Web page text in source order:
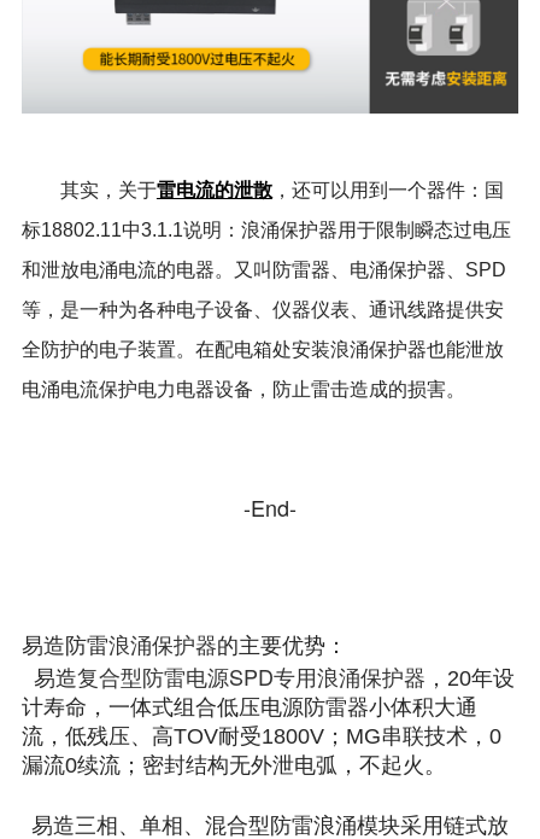
其实，关于雷电流的泄散，还可以用到一个器件：国
标18802.11中3.1.1说明：浪涌保护器用于限制瞬态过电压
和泄放电涌电流的电器。又叫防雷器、电涌保护器、SPD
等，是一种为各种电子设备、仪器仪表、通讯线路提供安
全防护的电子装置。在配电箱处安装浪涌保护器也能泄放
电涌电流保护电力电器设备，防止雷击造成的损害。
-End-
易造防雷浪涌保护器的主要优势：
易造复合型防雷电源SPD专用浪涌保护器 ，20年设
计寿命，一体式组合低压电源防雷器小体积大通
流，低残压、高TOV耐受1800V；MG串联技术，0
漏流0续流；密封结构无外泄电弧，不起火。
易造三相、单相、混合型防雷浪涌模块采用链式放